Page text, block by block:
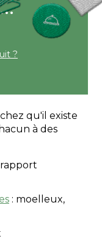
?
qu'il existe
à des
: moelleux,